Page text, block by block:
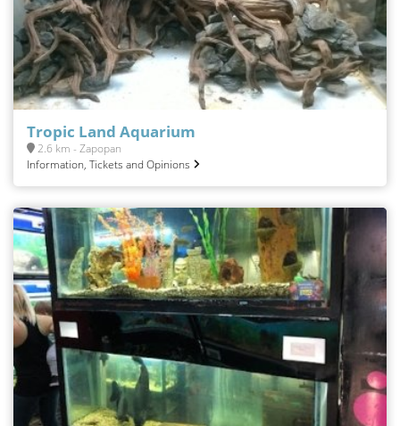
Tropic Land Aquarium
2.6 km - Zapopan
Information, Tickets and Opinions